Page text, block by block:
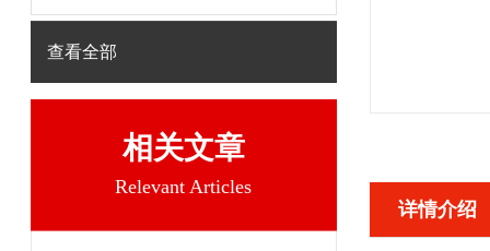
查看全部
相关文章
Relevant Articles
详情介绍